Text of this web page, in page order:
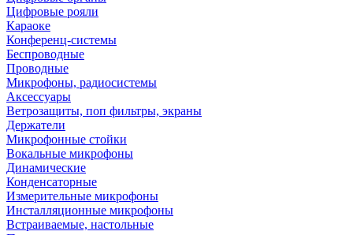
Цифровые рояли
Караоке
Конференц-системы
Беспроводные
Проводные
Микрофоны, радиосистемы
Аксессуары
Ветрозащиты, поп фильтры, экраны
Держатели
Микрофонные стойки
Вокальные микрофоны
Динамические
Конденсаторные
Измерительные микрофоны
Инсталляционные микрофоны
Встраиваемые, настольные